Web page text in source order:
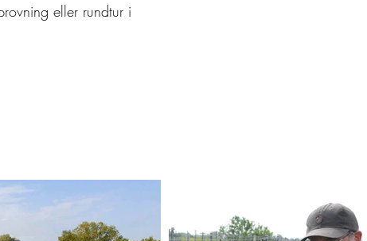
eller rundtur i